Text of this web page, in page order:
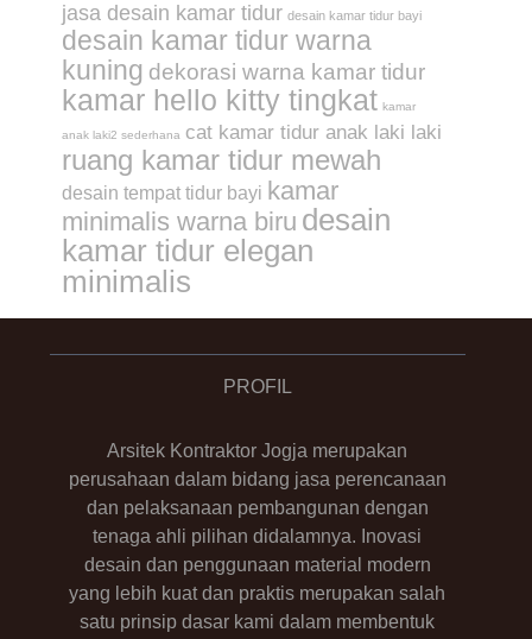
jasa desain kamar tidur desain kamar tidur bayi
desain kamar tidur warna
kuning dekorasi warna kamar tidur
kamar hello kitty tingkat kamar
anak laki2 sederhana cat kamar tidur anak laki laki
ruang kamar tidur mewah
desain tempat tidur bayi kamar
minimalis warna biru desain
kamar tidur elegan
minimalis
PROFIL
Arsitek Kontraktor Jogja merupakan
perusahaan dalam bidang jasa perencanaan
dan pelaksanaan pembangunan dengan
tenaga ahli pilihan didalamnya. Inovasi
desain dan penggunaan material modern
yang lebih kuat dan praktis merupakan salah
satu prinsip dasar kami dalam membentuk